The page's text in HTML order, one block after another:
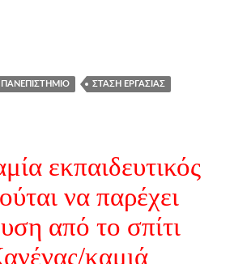
ΠΑΝΕΠΙΣΤΉΜΙΟ ΣΤΆΣΗ ΕΡΓΑΣΊΑΣ
εκπαιδευτικός
να παρέχει
από το σπίτι
καμιά